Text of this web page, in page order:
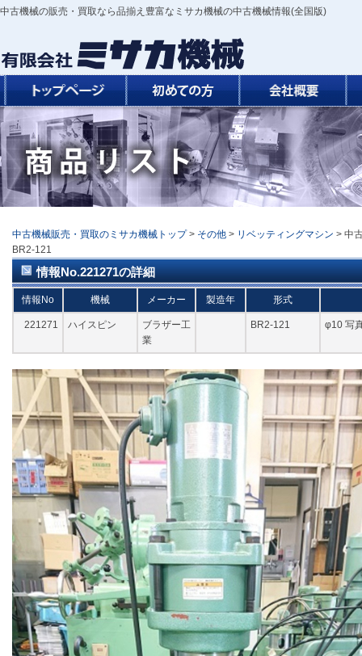
中古機械の販売・買取なら品揃え豊富なミサカ機械の中古機械情報(全国版)
中古機械販売・買取のミサカ機械トップ > その他 > リベッティングマシン > 中
BR2-121
情報No.221271の詳細
情報No 機械 メーカー 製造年 形式
221271 ハイスピン
ブラザー工
業
BR2-121 φ10 写